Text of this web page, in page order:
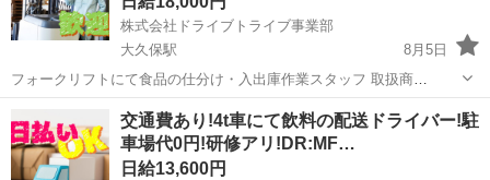
株式会社ドライブトライブ事業部
大久保駅
8月5日
フォークリフトにて食品の仕分け・入出庫作業スタッフ 取扱商
品・・・食品 勤務時間・・・18:00～5:00 平均年齢・・・20～50くら
いまでの方活躍中 ◆すぐに面接出来る!◆ ※定年60まで※
୨୧┈┈┈┈...
大久保駅 ドライバー スタッフ
交通費あり!4t車にて飲料の配送ドライバー!駐
車場代0円!研修アリ!DR:MF…
日給13,600円